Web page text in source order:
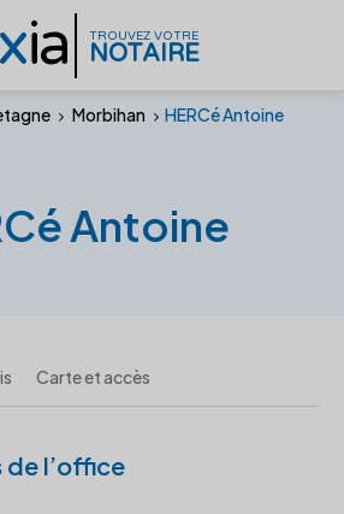
ia TROUVEZ VOTRE
NOTAIRE
Morbihan HERCé Antoine
Antoine
Carte et accès
l’office